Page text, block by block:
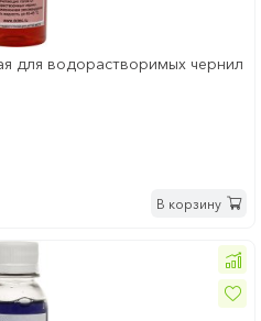
для водорастворимых чернил
В корзину